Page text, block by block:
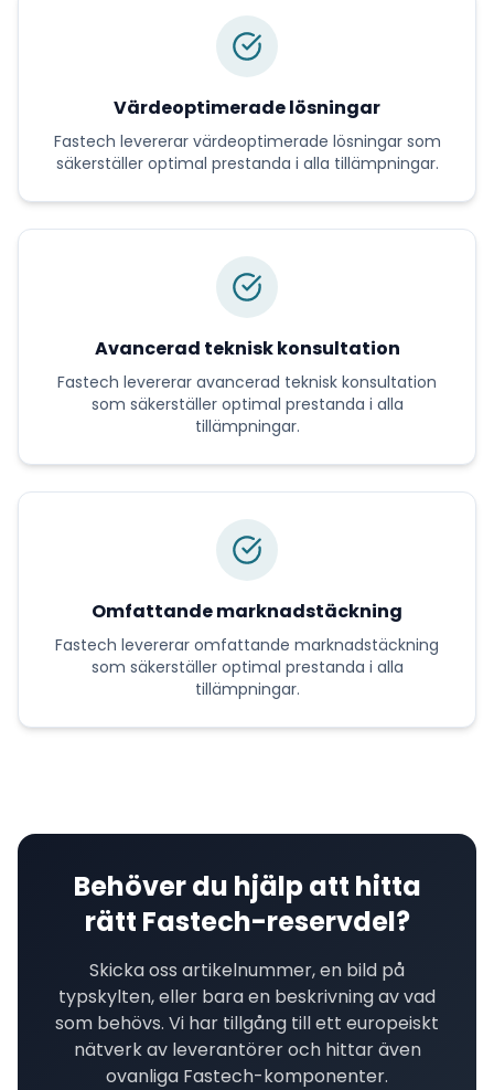
Värdeoptimerade lösningar
Fastech levererar värdeoptimerade lösningarsom
säkerställer optimal prestanda i alla tillämpningar.
Avancerad teknisk konsultation
Fastech levererar avancerad teknisk konsultation
som säkerställer optimal prestanda i alla
tillämpningar.
Omfattande marknadstäckning
Fastech levererar omfattande marknadstäckning
som säkerställer optimal prestanda i alla
tillämpningar.
Behöver du hjälp att hitta
rätt Fastech-reservdel?
Skicka oss artikelnummer, en bild på
typskylten, eller bara en beskrivning av vad
som behövs. Vi har tillgång till ett europeiskt
nätverk av leverantörer och hittar även
ovanliga Fastech-komponenter.